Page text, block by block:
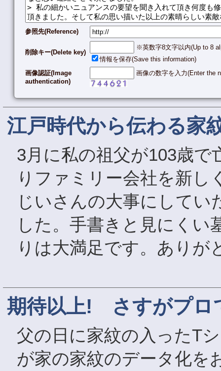
参照先(Reference)
削除キー(Delete key)
※英数字8文字以内(Up to 8
情報を保存(Save this information)
画像認証(Image
authentication)
画像の数字を入力(Enter the
江戸時代から伝わる家
3月に私の祖父が103歳
りファミリー会社を新し
じいさんの大事にしてい
した。手書きと見にくい
りは大満足です。ありが
期待以上! さすがプロ
父の日に家紋の入ったT
が家の家紋のデータ化を